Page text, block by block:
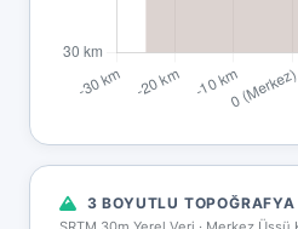
3 BOYUTLU